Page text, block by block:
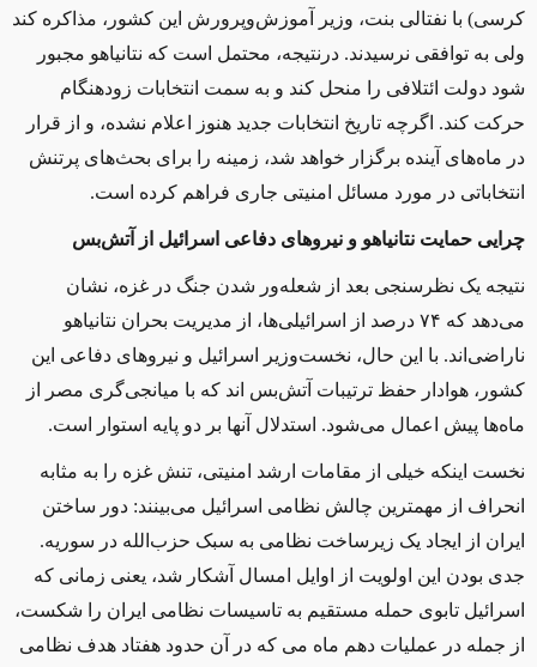
کرسی) با نفتالی بنت، وزیر آموزش‌وپرورش این کشور، مذاکره کند
ولی به توافقی نرسیدند. درنتیجه، محتمل است که نتانیاهو مجبور
شود دولت ائتلافی را منحل کند و به سمت انتخابات زودهنگام
حرکت کند. اگرچه تاریخ انتخابات جدید هنوز اعلام نشده، و از قرار
در ماه‌های آینده برگزار خواهد شد، زمینه را برای بحث‌های پرتنش
انتخاباتی در مورد مسائل امنیتی جاری فراهم کرده است.
چرایی حمایت نتانیاهو و نیروهای دفاعی اسرائیل از آتش‌بس
نتیجه یک نظرسنجی بعد از شعله‌ور شدن جنگ در غزه، نشان
می‌دهد که ۷۴ درصد از اسرائیلی‌ها، از مدیریت بحران نتانیاهو
ناراضی‌اند. با این حال، نخست‌وزیر اسرائیل و نیروهای دفاعی این
کشور، هوادار حفظ ترتیبات آتش‌بس‌ اند که با میانجی‌گری مصر از
ماه‌ها پیش اعمال می‌شود. استدلال آنها بر دو پایه استوار است.
نخست اینکه خیلی از مقامات ارشد امنیتی، تنش غزه را به مثابه
انحراف از مهمترین چالش نظامی اسرائیل می‌بینند: دور ساختن
ایران از ایجاد یک زیرساخت نظامی به سبک حزب‌الله در سوریه.
جدی بودن این اولویت از اوایل امسال آشکار شد، یعنی زمانی که
اسرائیل تابوی حمله مستقیم به تاسیسات نظامی ایران را شکست،
از جمله در عملیات دهم ماه می که در آن حدود هفتاد هدف نظامی